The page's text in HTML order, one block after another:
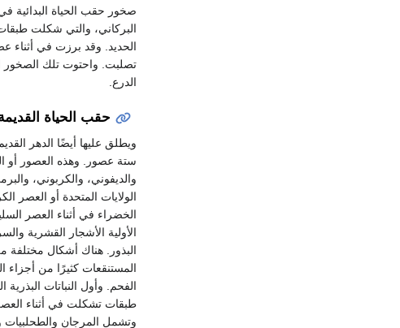
صخور حقب الحياة البدائية
الحديد. وقد برزت في أثناء
تصلبت. واحتوت تلك الصخور
الدرع.
حقب الحياة
ستة عصور. وهذه العصور أو
والديفوني، والكربوني،
الولايات المتحدة أو العصر
الخضراء في أثناء العصر
الأولية الأشجار القشرية
المستنقعات كثيرًا من أجزاء
الفحم. وأول النباتات
طبقات تشكلت في أثناء العصر
وتشمل المرجان